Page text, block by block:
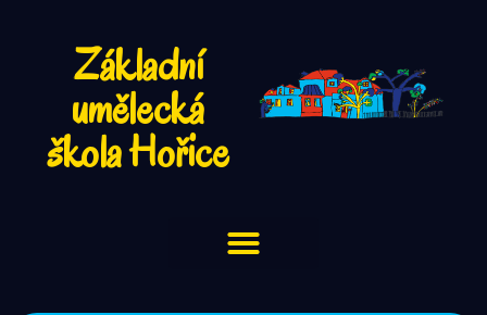
Základní
umělecká
škola Hořice